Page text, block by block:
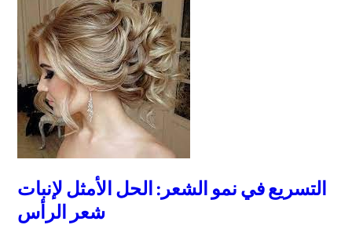
التسريع في نمو الشعر: الحل الأمثل لإنبات
شعر الرأس